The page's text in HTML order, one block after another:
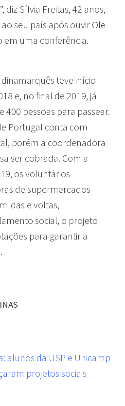
diz Sílvia Freitas, 42 anos,
seu país após ouvir Ole
em uma conferência.
teve início
e, no final de 2019, já
400 pessoas para passear.
Portugal conta com
porém a coordenadora
ser cobrada. Com a
os voluntários
de supermercados
idas e voltas,
social, o projeto
para garantir a
alunos da USP e Unicamp
projetos sociais